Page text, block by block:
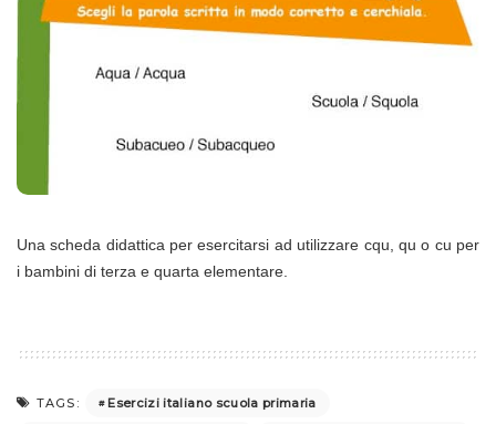
Una scheda didattica per esercitarsi ad utilizzare cqu, qu o cu per
i bambini di terza e quarta elementare.
TAGS:
Esercizi italiano scuola primaria